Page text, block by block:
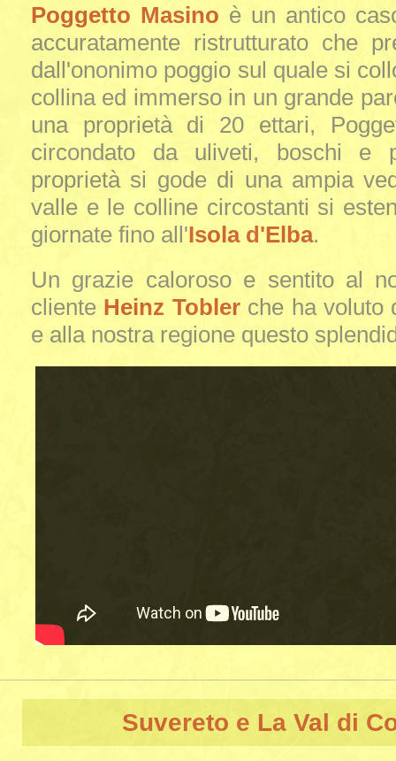
Poggetto Masino è un antico
accuratamente ristrutturato che
dall'ononimo poggio sul quale si
collina ed immerso in un grande
una proprietà di 20 ettari,
circondato da uliveti, boschi e
proprietà si gode di una ampia
valle e le colline circostanti si
giornate fino all'Isola d'Elba.
Un grazie caloroso e sentito al
cliente Heinz Toblerche ha voluto
e alla nostra regione questo
Suvereto e La Val di